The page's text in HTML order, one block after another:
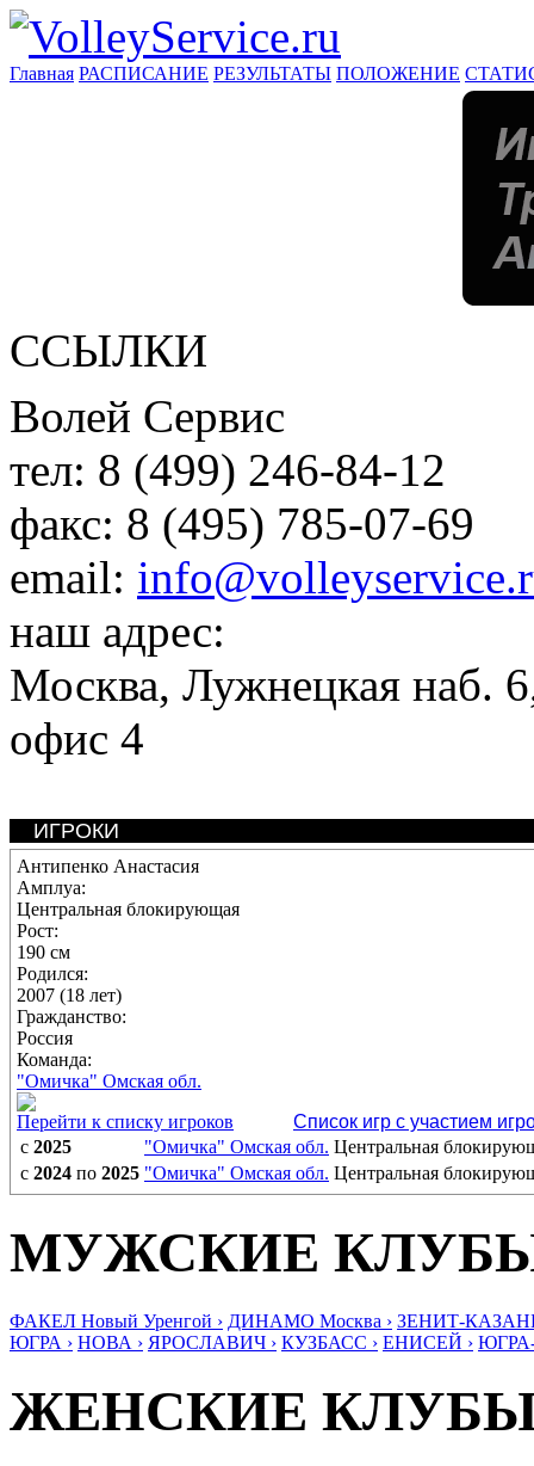
Главная РАСПИСАНИЕ РЕЗУЛЬТАТЫ ПОЛОЖЕНИЕ
ССЫЛКИ
Волей Сервис
тел: 8 (499) 246-84-12
факс: 8 (495) 785-07-69
email:
наш адрес:
Москва, Лужнецкая наб.
офис 4
ИГРОКИ
Антипенко Анастасия
Амплуа:
Центральная блокирующая
Рост:
190 см
Родился:
2007 (18 лет)
Гражданство:
Россия
Команда:
"Омичка" Омская обл.
Перейти к списку игроков
Список игр с участием
с 2025 "Омичка" Омская обл. Центральная
с 2024 по 2025 "Омичка" Омская обл. Центральная
МУЖСКИЕ
ФАКЕЛ Новый Уренгой › ДИНАМО Москва › ЗЕНИТ-
ЮГРА › НОВА › ЯРОСЛАВИЧ › КУЗБАСС › ЕНИСЕЙ ›
ЖЕНСКИЕ